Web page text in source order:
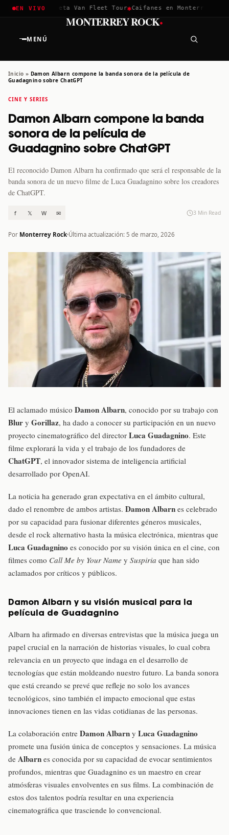
EN VIVO
2026 ✱Greta Van Fleet Tour✱Caifanes en Monterrey · 12
MENÚ
MONTERREY ROCK·
Inicio » Damon Albarn compone la banda sonora de la película de
Guadagnino sobre ChatGPT
CINE Y SERIES
Damon Albarn compone la banda
sonora de la película de
Guadagnino sobre ChatGPT
El reconocido Damon Albarn ha confirmado que será el responsable de la
banda sonora de un nuevo filme de Luca Guadagnino sobre los creadores
de ChatGPT.
f 𝕏 W ✉ 3 Min Read
Por Monterrey Rock Última actualización: 5 de marzo, 2026
El aclamado músico Damon Albarn, conocido por su trabajo con
Blur y Gorillaz, ha dado a conocer su participación en un nuevo
proyecto cinematográfico del director Luca Guadagnino. Este
filme explorará la vida y el trabajo de los fundadores de
ChatGPT, el innovador sistema de inteligencia artificial
desarrollado por OpenAI.
La noticia ha generado gran expectativa en el ámbito cultural,
dado el renombre de ambos artistas. Damon Albarn es celebrado
por su capacidad para fusionar diferentes géneros musicales,
desde el rock alternativo hasta la música electrónica, mientras que
Luca Guadagnino es conocido por su visión única en el cine, con
filmes como Call Me by Your Name y Suspiria que han sido
aclamados por críticos y públicos.
Damon Albarn y su visión musical para la
película de Guadagnino
Albarn ha afirmado en diversas entrevistas que la música juega un
papel crucial en la narración de historias visuales, lo cual cobra
relevancia en un proyecto que indaga en el desarrollo de
tecnologías que están moldeando nuestro futuro. La banda sonora
que está creando se prevé que refleje no solo los avances
tecnológicos, sino también el impacto emocional que estas
innovaciones tienen en las vidas cotidianas de las personas.
La colaboración entre Damon Albarn y Luca Guadagnino
promete una fusión única de conceptos y sensaciones. La música
de Albarn es conocida por su capacidad de evocar sentimientos
profundos, mientras que Guadagnino es un maestro en crear
atmósferas visuales envolventes en sus films. La combinación de
estos dos talentos podría resultar en una experiencia
cinematográfica que trasciende lo convencional.